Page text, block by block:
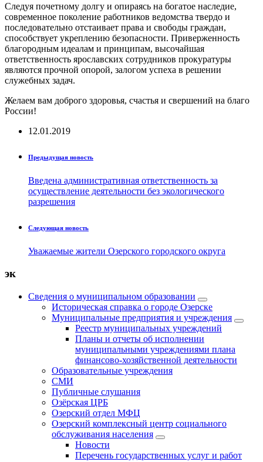
Следуя почетному долгу и опираясь на богатое наследие,
современное поколение работников ведомства твердо и
последовательно отстаивает права и свободы граждан,
способствует укреплению безопасности. Приверженность
благородным идеалам и принципам, высочайшая
ответственность ярославских сотрудников прокуратуры
являются прочной опорой, залогом успеха в решении
служебных задач.
Желаем вам доброго здоровья, счастья и свершений на благо
России!
12.01.2019
Предыдущая новость
Введена административная ответственность за
осуществление деятельности без экологического
разрешения
Следующая новость
Уважаемые жители Озерского городского округа
эк
Сведения о муниципальном образовании
Историческая справка о городе Озерске
Муниципальные предприятия и учреждения
Реестр муниципальных учреждений
Планы и отчеты об исполнении
муниципальными учреждениями плана
финансово-хозяйственной деятельности
Образовательные учреждения
СМИ
Публичные слушания
Озёрская ЦРБ
Озерский отдел МФЦ
Озерский комплексный центр социального
обслуживания населения
Новости
Перечень государственных услуг и работ